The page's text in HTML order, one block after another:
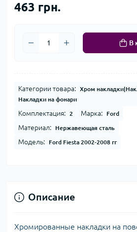
463 грн.
В
Категории товара:
Хром
Накладки на фонари
Комплектация: 2 Марка: Ford
Материал: Нержавеющая сталь
Модель: Ford Fiesta 2002-2008 гг
Описание
Хромированные накладки на